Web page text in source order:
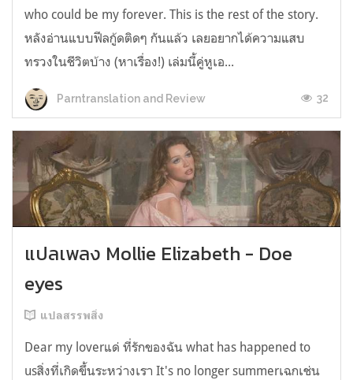
who could be my forever. This is the rest of the story.
หลังอ่านแบบฟีลกู้ดติดๆ กันแล้ว เลยอยากได้ความแสบ
ทรวงในชีวิตบ้าง (หาเรื่อง!) เล่มนี้คู่หูเอ...
Parntranslation and Review 32
แปลเพลง Mollie Elizabeth - Doe
eyes
แปลสรรพสิ่ง
Dear my loverแด่ ที่รักของฉัน what has happened to
usสิ่งที่เกิดขึ้นระหว่างเรา It's no longer summerเฉกเช่น